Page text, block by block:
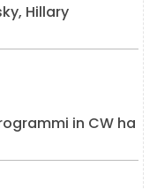
Hillary
in CW ha